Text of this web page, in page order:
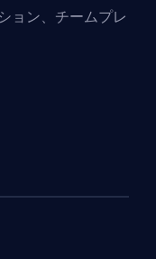
ョン、チームプレ